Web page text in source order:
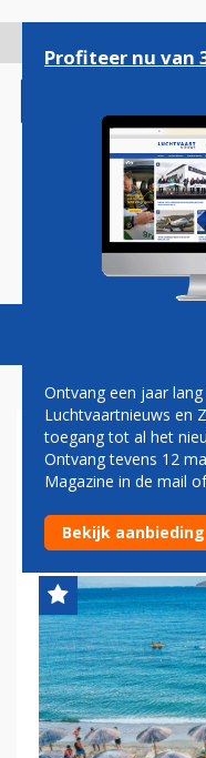
gaan
Magazine
'KABINET
15 JUNI
EUROPESE
Profiteer nu van
Ontvang een jaar
Luchtvaartnieuws en
toegang tot al het
Ontvang tevens 12
Magazine in de mail
Bekijk aanbieding